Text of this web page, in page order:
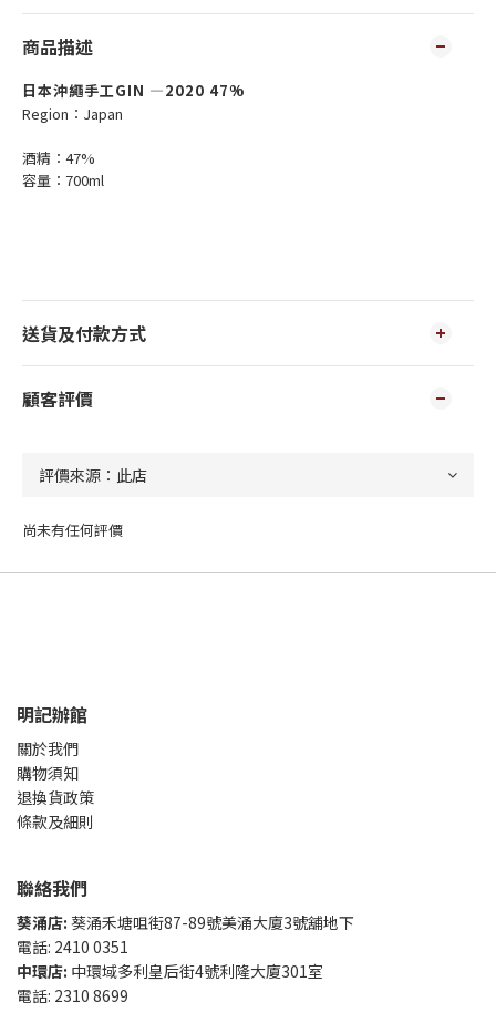
商品描述
日本沖繩手工GIN —2020 47%
Region：Japan
酒精：47%
容量：700ml
送貨及付款方式
顧客評價
尚未有任何評價
明記辦館
關於我們
購物須知
退換貨政策
條款及細則
聯絡我們
葵涌店: 葵涌禾塘咀街87-89號美涌大廈3號舖地下
電話: 2410 0351
中環店: 中環域多利皇后街4號利隆大廈301室
電話: 2310 8699